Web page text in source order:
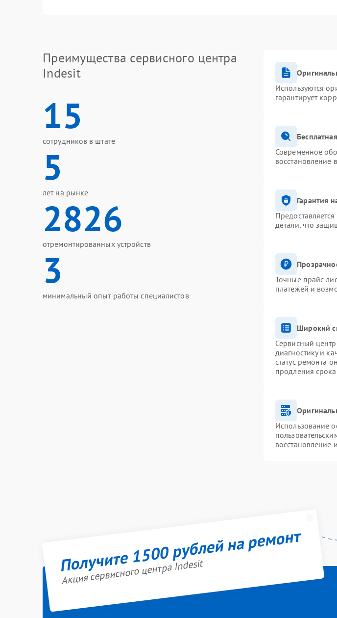
Преимущества сервисного центра
Indesit
15
сотрудников в штате
5
лет на рынке
2826
отремонтированных устройств
3
минимальный опыт работы специалистов
Используются
гарантирует
Современное
восстановление
Гарантия
детали, что
Точные прайс-
платежей и
Широкий
Сервисный
диагностику и
статус ремонта
продления
Использование
Получите 1500 рублей на ремонт
Акция сервисного центра Indesit